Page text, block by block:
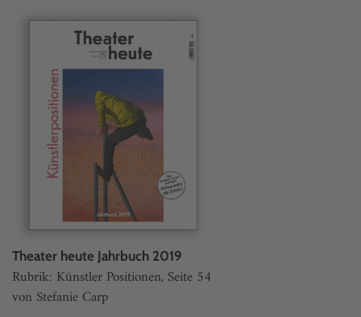
Theater heute Jahrbuch 2019
Rubrik: Künstler Positionen, Seite 54
von Stefanie Carp